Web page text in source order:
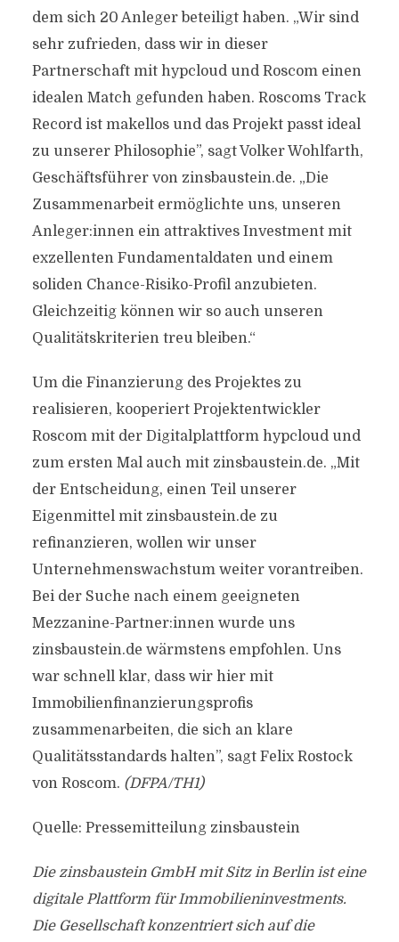
dem sich 20 Anleger beteiligt haben. „Wir sind
sehr zufrieden, dass wir in dieser
Partnerschaft mit hypcloud und Roscom einen
idealen Match gefunden haben. Roscoms Track
Record ist makellos und das Projekt passt ideal
zu unserer Philosophie”, sagt Volker Wohlfarth,
Geschäftsführer von zinsbaustein.de. „Die
Zusammenarbeit ermöglichte uns, unseren
Anleger:innen ein attraktives Investment mit
exzellenten Fundamentaldaten und einem
soliden Chance-Risiko-Profil anzubieten.
Gleichzeitig können wir so auch unseren
Qualitätskriterien treu bleiben.“
Um die Finanzierung des Projektes zu
realisieren, kooperiert Projektentwickler
Roscom mit der Digitalplattform hypcloud und
zum ersten Mal auch mit zinsbaustein.de. „Mit
der Entscheidung, einen Teil unserer
Eigenmittel mit zinsbaustein.de zu
refinanzieren, wollen wir unser
Unternehmenswachstum weiter vorantreiben.
Bei der Suche nach einem geeigneten
Mezzanine-Partner:innen wurde uns
zinsbaustein.de wärmstens empfohlen. Uns
war schnell klar, dass wir hier mit
Immobilienfinanzierungsprofis
zusammenarbeiten, die sich an klare
Qualitätsstandards halten”, sagt Felix Rostock
von Roscom. (DFPA/TH1)
Quelle: Pressemitteilung zinsbaustein
Die zinsbaustein GmbH mit Sitz in Berlin ist eine
digitale Plattform für Immobilieninvestments.
Die Gesellschaft konzentriert sich auf die